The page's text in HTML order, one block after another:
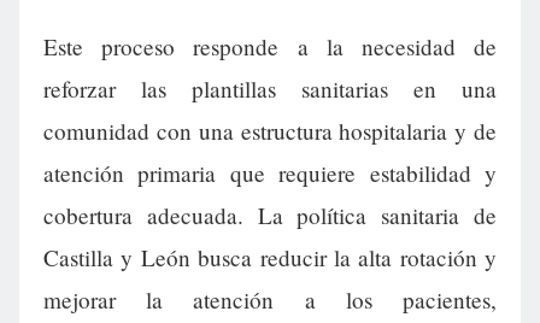
Este proceso responde a la necesidad de
reforzar las plantillas sanitarias en una
comunidad con una estructura hospitalaria y de
atención primaria que requiere estabilidad y
cobertura adecuada. La política sanitaria de
Castilla y León busca reducir la alta rotación y
mejorar la atención a los pacientes,